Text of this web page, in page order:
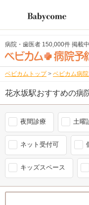
病院・歯医者 150,000件 掲載中
ベビカムトップ > ベビカム病
花水坂駅おすすめの病
夜間診療 土曜
ネット受付可
キッズスペース